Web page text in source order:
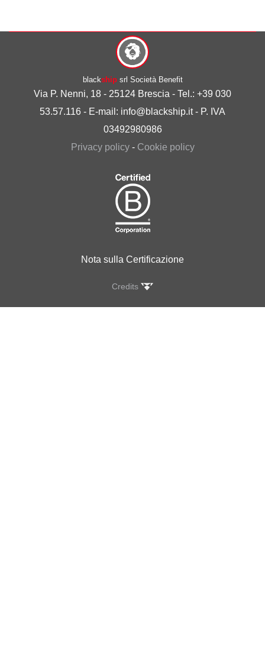
blackshipsrl Società Benefit
Via P. Nenni, 18 - 25124 Brescia - Tel.: +39 030
53.57.116 - E-mail: info@blackship.it - P. IVA
03492980986
Privacy policy- Cookie policy
Nota sulla Certificazione
Credits